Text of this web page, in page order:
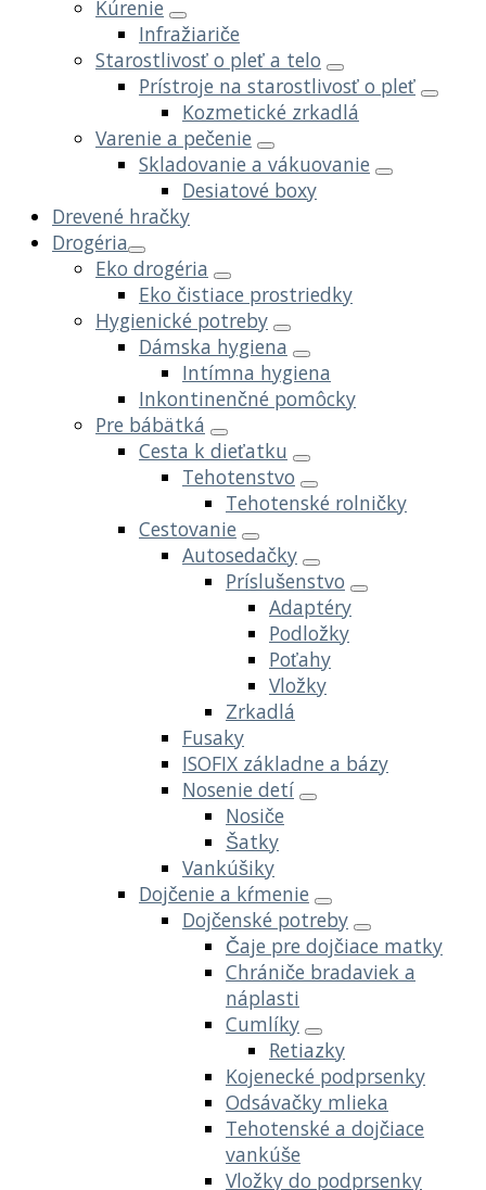
Kúrenie
Infražiariče
Starostlivosť o pleť a telo
Prístroje na starostlivosť o pleť
Kozmetické zrkadlá
Varenie a pečenie
Skladovanie a vákuovanie
Desiatové boxy
Drevené hračky
Drogéria
Eko drogéria
Eko čistiace prostriedky
Hygienické potreby
Dámska hygiena
Intímna hygiena
Inkontinenčné pomôcky
Pre bábätká
Cesta k dieťatku
Tehotenstvo
Tehotenské rolničky
Cestovanie
Autosedačky
Príslušenstvo
Adaptéry
Podložky
Poťahy
Vložky
Zrkadlá
Fusaky
ISOFIX základne a bázy
Nosenie detí
Nosiče
Šatky
Vankúšiky
Dojčenie a kŕmenie
Dojčenské potreby
Čaje pre dojčiace matky
Chrániče bradaviek a
náplasti
Cumlíky
Retiazky
Kojenecké podprsenky
Odsávačky mlieka
Tehotenské a dojčiace
vankúše
Vložky do podprsenky